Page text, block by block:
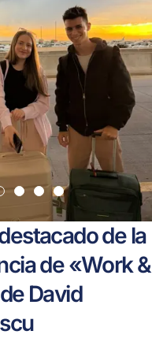
de la
de «Work &
David